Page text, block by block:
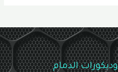
الدمام